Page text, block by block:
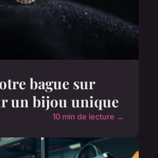
bague sur
un bijou unique
10 min de lecture →